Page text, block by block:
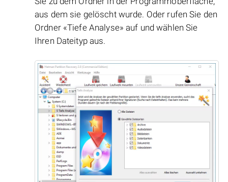
aus dem sie gelöscht wurde. Oder rufen Sie den
Ordner «Tiefe Analyse» auf und wählen Sie
Ihren Dateityp aus.